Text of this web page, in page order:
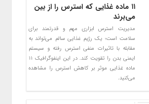
۱۱ ماده غذایی که استرس را از بین
می‌برند
مدیریت استرس ابزاری مهم و قدرتمند برای
سلامت است؛ یک رژیم غذایی سالم می‌تواند به
مقابله با تاثیرات منفی استرس رفته و سیستم
ایمنی بدن را تقویت کند. در این اینفوگرافیک ۱۱
ماده غذایی موثر بر کاهش استرس را مشاهده
می‌کنید.